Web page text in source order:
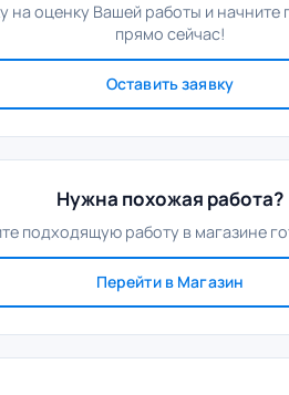
на оценку Вашей работы и
прямо сейчас!
Оставить заявку
Нужна похожая работа?
подходящую работу в магазине
Перейти в Магазин